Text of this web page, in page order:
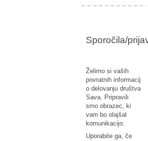
Sporočila/
Želimo si vaših
povratnih informacij
o delovanju društva
Sava. Pripravili
smo obrazec, ki
vam bo olajšal
komunikacijo.
Uporabite ga, če